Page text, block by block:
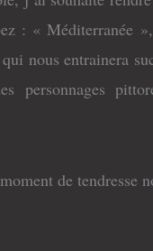
: «
nous entrainera
personnages
de tendresse